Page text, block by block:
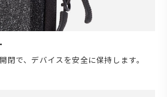
閉で、デバイスを安全に保持します。